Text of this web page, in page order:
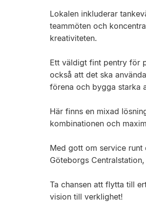
Lokalen inkluderar
teammöten och
kreativiteten.
Ett väldigt fint pentry för
också att det ska
förena och bygga starka
Här finns en mixad
kombinationen och
Med gott om service
Göteborgs
Ta chansen att flytta till
vision till verklighet!